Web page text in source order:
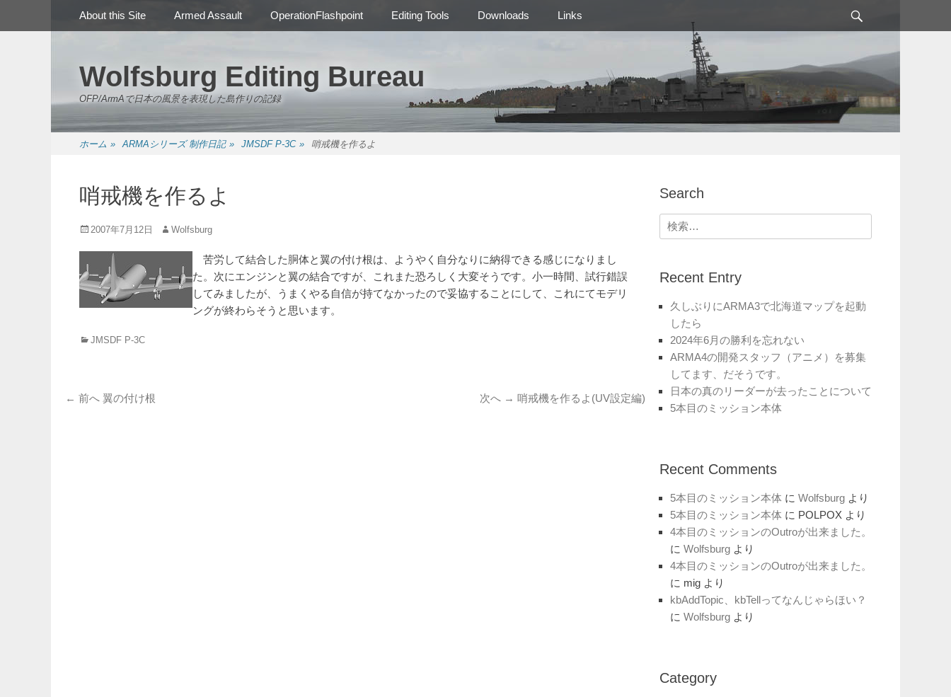
Wolfsburg Editing Bureau
OFP/ArmAで日本の風景を表現した島作りの記録
メインメニュー
キ
About this Site Armed Assault OperationFlashpoint Editing Tools Downloads Links
ホーム » ARMAシリーズ 制作日記 » JMSDF P-3C » 哨戒機を作るよ
哨戒機を作るよ
投 2007年7月12日
投 Wolfsburg
苦労して結合した胴体と翼の付け根は、ようやく自分なりに納得できる感じになりまし
た。次にエンジンと翼の結合ですが、これまた恐ろしく大変そうです。小一時間、試行錯誤
してみましたが、うまくやる自信が持てなかったので妥協することにして、これにてモデリ
ングが終わらそうと思います。
カ
ー
JMSDF P-3C
投
← 前へ 前
翼の付け根 次へ → 次
哨戒機を作るよ(UV設定編)
Search
検
索:
Recent Entry
久しぶりにARMA3で北海道マップを起動
したら
2024年6月の勝利を忘れない
ARMA4の開発スタッフ（アニメ）を募集
してます、だそうです。
日本の真のリーダーが去ったことについて
5本目のミッション本体
Recent Comments
5本目のミッション本体 に Wolfsburg より
5本目のミッション本体 に POLPOX より
4本目のミッションのOutroが出来ました。
に Wolfsburg より
4本目のミッションのOutroが出来ました。
に mig より
kbAddTopic、kbTellってなんじゃらほい？
に Wolfsburg より
Category